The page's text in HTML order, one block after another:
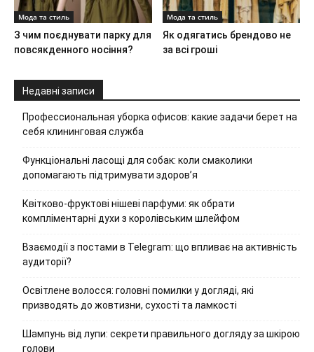
Мода та стиль
З чим поєднувати парку для
повсякденного носіння?
Мода та стиль
Як одягатись брендово не
за всі гроші
Недавні записи
Профессиональная уборка офисов: какие задачи берет на
себя клининговая служба
Функціональні ласощі для собак: коли смаколики
допомагають підтримувати здоров’я
Квітково-фруктові нішеві парфуми: як обрати
компліментарні духи з королівським шлейфом
Взаємодії з постами в Telegram: що впливає на активність
аудиторії?
Освітлене волосся: головні помилки у догляді, які
призводять до жовтизни, сухості та ламкості
Шампунь від лупи: секрети правильного догляду за шкірою
голови